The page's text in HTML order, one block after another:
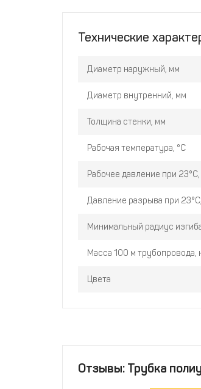
Технические
Диаметр наружный, мм
Диаметр внутренний, мм
Толщина стенки, мм
Рабочая температура, °С
Рабочее давление при 23°С,
Давление разрыва при
Минимальный радиус
Масса 100 м трубопровода,
Цвета
Отзывы: Трубка